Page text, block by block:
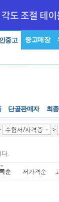
중고 중고매장
단골판매자 최
수험서/자격증 >
.
순 저가격순